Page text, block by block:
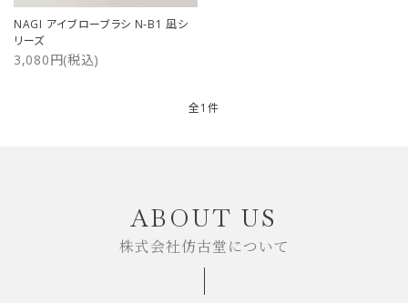
プライバシーポリシー
NAGI アイブローブラシ N-B1 凪シ
リーズ
3,080円(税込)
全1件
ABOUT US
株式会社仿古堂について